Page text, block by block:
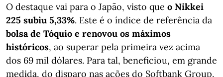
O destaque vai para o Japão, visto que o Nikkei
225 subiu 5,33%. Este é o índice de referência da
bolsa de Tóquio e renovou os máximos
históricos, ao superar pela primeira vez acima
dos 69 mil dólares. Para tal, beneficiou, em grande
medida, do disparo nas ações do Softbank Group,